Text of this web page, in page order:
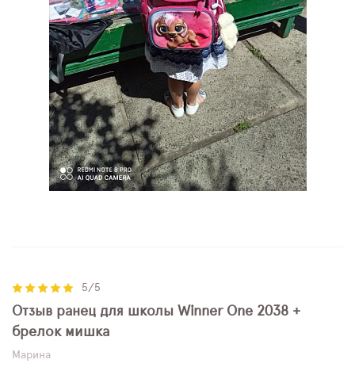
5/5
Отзыв ранец для школы Winner One 2038 +
брелок мишка
Марина